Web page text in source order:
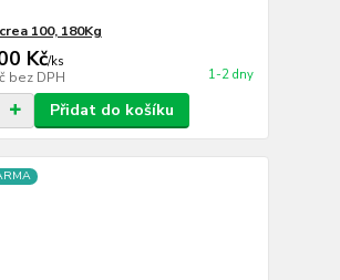
100, 180Kg
Kč/ks
bez DPH 1-2 dny
Přidat do košíku